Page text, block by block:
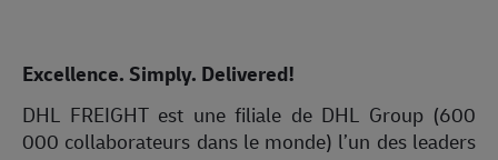
Excellence. Simply. Delivered!
DHL FREIGHT est une filiale de DHL Group (600
000 collaborateurs dans le monde) l’un des leaders